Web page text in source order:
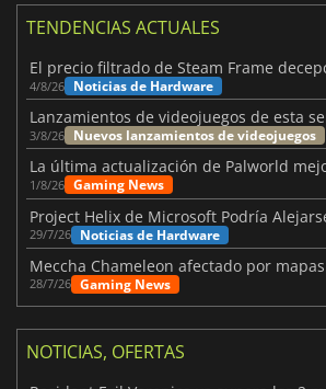
TENDENCIAS ACTUALES
4/8/26 Noticias de Hardware
3/8/26 Nuevos lanzamientos de videojuegos
1/8/26 Gaming News
Project Helix de Microsoft Podría
29/7/26 Noticias de Hardware
28/7/26 Gaming News
NOTICIAS, OFERTAS